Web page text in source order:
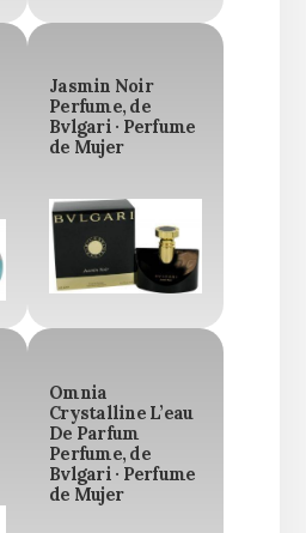
Jasmin Noir
Perfume, de
Bvlgari · Perfume
de Mujer
Omnia
Crystalline L’eau
De Parfum
Perfume, de
Bvlgari · Perfume
de Mujer